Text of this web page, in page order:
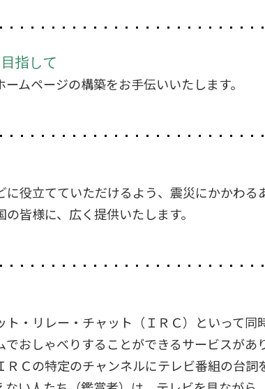
指して
ムページの構築をお手伝いいたします。
役立てていただけるよう、震災にかかわる
皆様に、広く提供いたします。
・リレー・チャット（ＩＲＣ）といって同
おしゃべりすることができるサービスがあ
Ｃの特定のチャンネルにテレビ番組の台詞